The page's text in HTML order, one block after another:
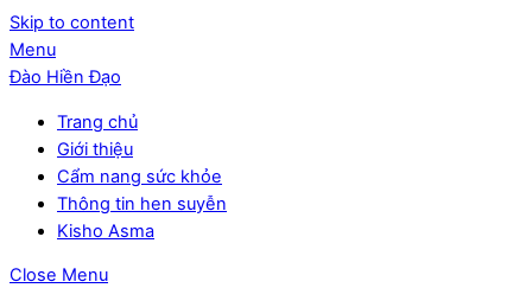
Skip to content
Menu
Đào Hiền Đạo
Trang chủ
Giới thiệu
Cẩm nang sức khỏe
Thông tin hen suyễn
Kisho Asma
Close Menu